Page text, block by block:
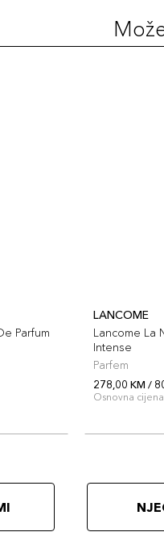
Parfum
LANCOME
Lancome La
Intense
Parfem
278,00 KM /
Osnovna